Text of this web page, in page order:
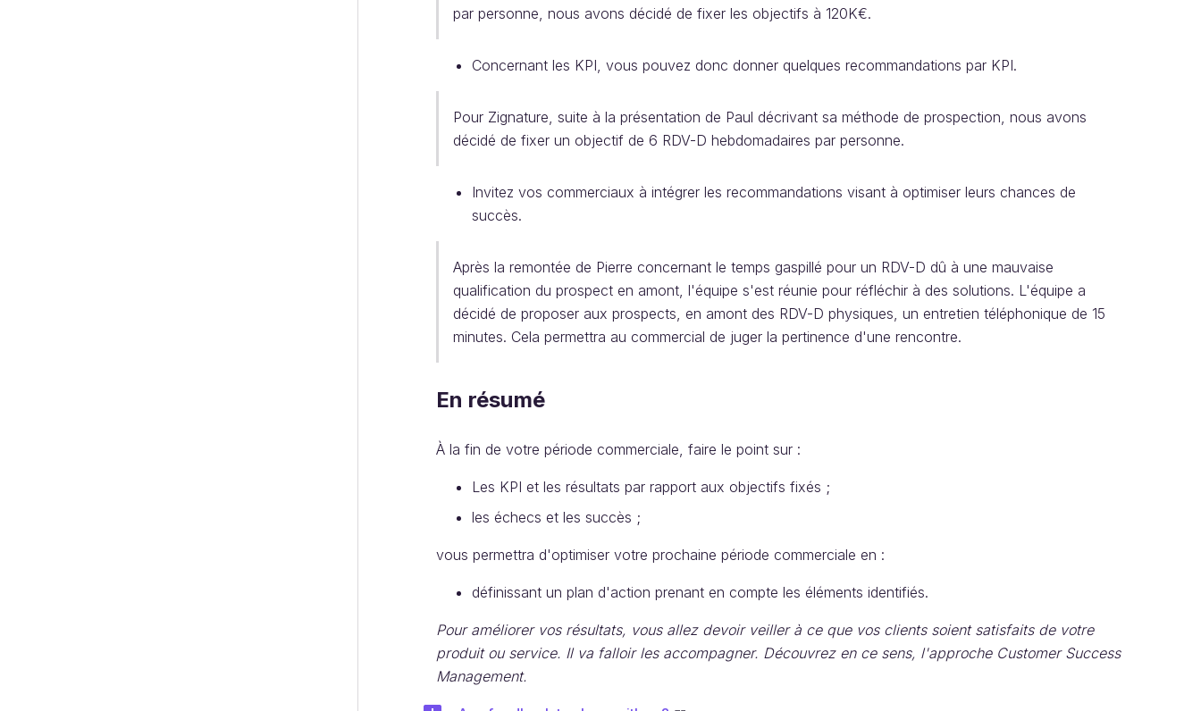
par personne, nous avons décidé de fixer les objectifs à 120K€.
Concernant les KPI, vous pouvez donc donner quelques recommandations par KPI.
Pour Zignature, suite à la présentation de Paul décrivant sa méthode de prospection, nous avons
décidé de fixer un objectif de 6 RDV-D hebdomadaires par personne.
Invitez vos commerciaux à intégrer les recommandations visant à optimiser leurs chances de
succès.
Après la remontée de Pierre concernant le temps gaspillé pour un RDV-D dû à une mauvaise
qualification du prospect en amont, l'équipe s'est réunie pour réfléchir à des solutions. L'équipe a
décidé de proposer aux prospects, en amont des RDV-D physiques, un entretien téléphonique de 15
minutes. Cela permettra au commercial de juger la pertinence d'une rencontre.
En résumé
À la fin de votre période commerciale, faire le point sur :
Les KPI et les résultats par rapport aux objectifs fixés ;
les échecs et les succès ;
vous permettra d'optimiser votre prochaine période commerciale en :
définissant un plan d'action prenant en compte les éléments identifiés.
Pour améliorer vos résultats, vous allez devoir veiller à ce que vos clients soient satisfaits de votre
produit ou service. Il va falloir les accompagner. Découvrez en ce sens, l'approche Customer Success
Management.